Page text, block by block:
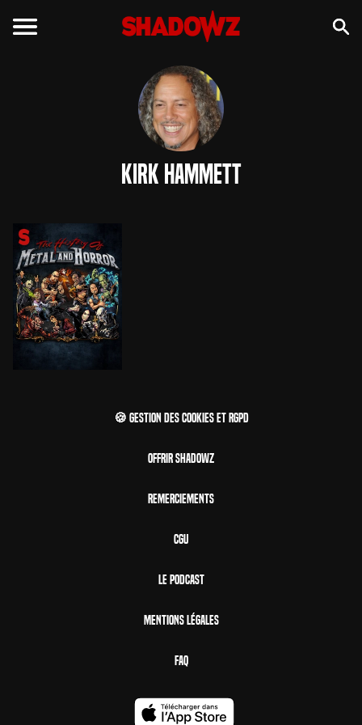
Kirk Hammett
🍪 Gestion des cookies et RGPD
Offrir Shadowz
Remerciements
CGU
Le Podcast
Mentions Légales
FAQ